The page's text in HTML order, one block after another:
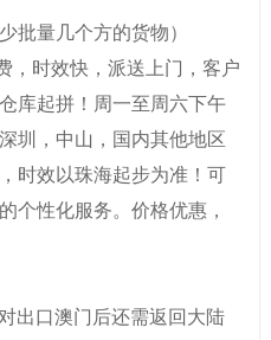
批量几个方的货物）
时效快，派送上门，客户
库起拼！周一至周六下午
圳，中山，国内其他地区
时效以珠海起步为准！可
个性化服务。价格优惠，
出口澳门后还需返回大陆